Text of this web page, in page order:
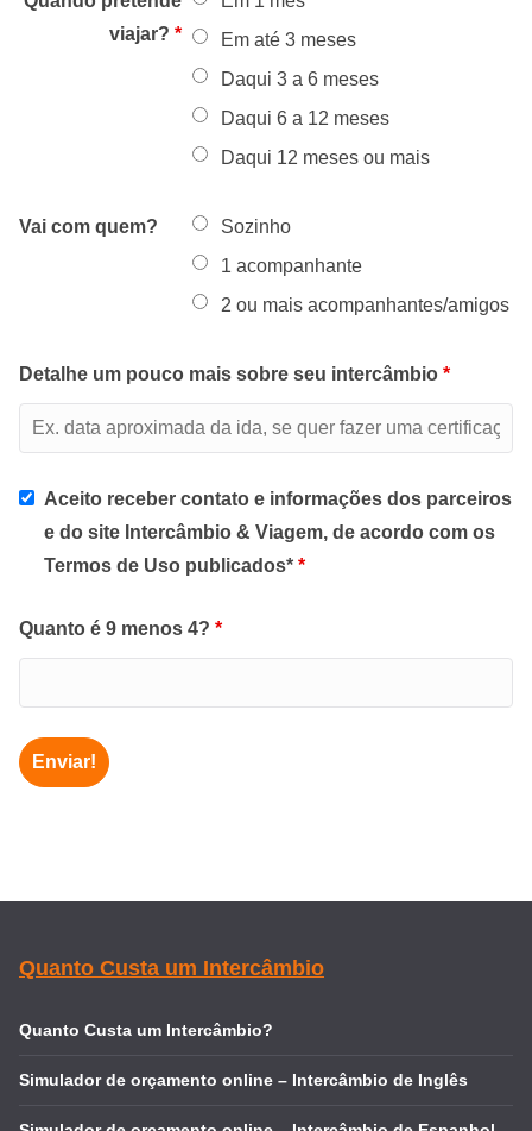
viajar?*
Em até 3 meses
Daqui 3 a 6 meses
Daqui 6 a 12 meses
Daqui 12 meses ou mais
Vai com quem?
Sozinho
1 acompanhante
2 ou mais acompanhantes/amigos
Detalhe um pouco mais sobre seu intercâmbio *
Aceito receber contato e informações dos parceiros
e do site Intercâmbio & Viagem, de acordo com os
Termos de Uso publicados**
Quanto é 9 menos 4? *
Quanto Custa um Intercâmbio
Quanto Custa um Intercâmbio?
Simulador de orçamento online – Intercâmbio de Inglês